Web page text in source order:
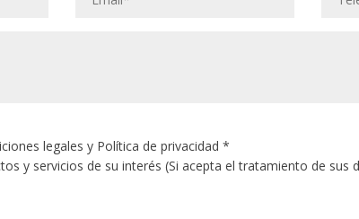
legales y Política de privacidad *
y servicios de su interés (Si acepta el tratamiento de sus